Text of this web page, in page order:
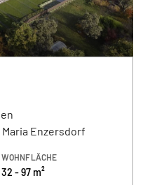
Enzersdorf
WOHNFLÄCHE
32 - 97 m²